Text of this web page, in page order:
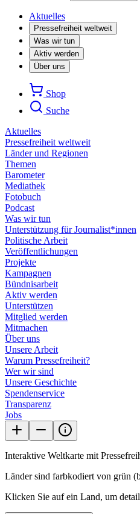
Aktuelles
Pressefreiheit weltweit
Was wir tun
Aktiv werden
Über uns
Shop
Suche
Aktuelles
Pressefreiheit weltweit
Länder und Regionen
Themen
Barometer
Mediathek
Fotobuch
Podcast
Was wir tun
Unterstützung für Journalist*innen
Politische Arbeit
Veröffentlichungen
Projekte
Kampagnen
Bündnisarbeit
Aktiv werden
Unterstützen
Mitglied werden
Mitmachen
Über uns
Unsere Arbeit
Warum Pressefreiheit?
Wer wir sind
Unsere Geschichte
Spendenservice
Transparenz
Jobs
Interaktive Weltkarte mit
Länder sind farbkodiert von grün
Klicken Sie auf ein Land, um